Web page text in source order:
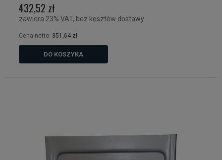
432,52 zł
zawiera 23% VAT, bez kosztów dostawy
Cena netto: 351,64 zł
DO KOSZYKA